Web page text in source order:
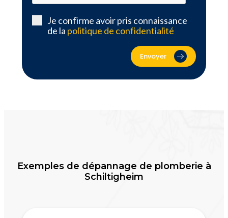
Je confirme avoir pris connaissance
de la politique de confidentialité
Envoyer
Exemples de dépannage de plomberie à
Schiltigheim